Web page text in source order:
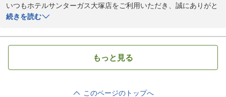
いつもホテルサンターガス大塚店をご利用いただき、誠にありがと
うございます。
お言葉を頂戴し、大変嬉しく拝読いたしました。
日頃よりご愛顧いただいていることに心より感謝申し上げます。
今後も変わらず快適にお過ごしいただけるよう、スタッフ一同努め
続きを読む
もっと見る
このページのトップへ